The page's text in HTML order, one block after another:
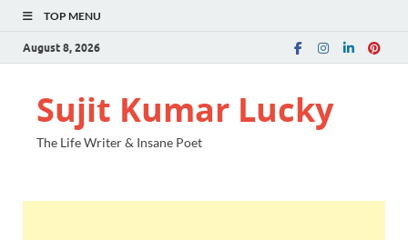
TOP MENU
August 8, 2026
Sujit Kumar Lucky
The Life Writer & Insane Poet